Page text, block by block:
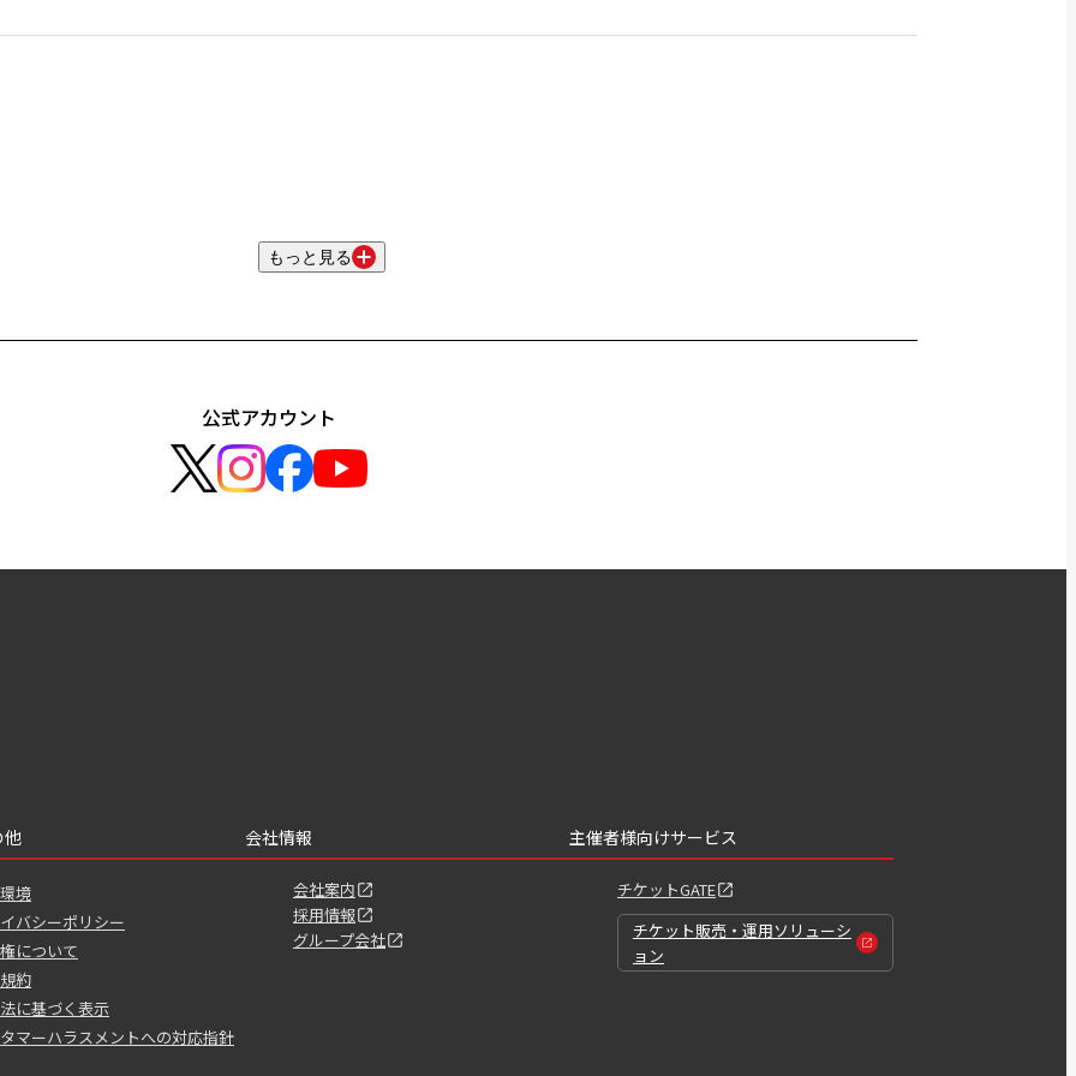
もっと見る
公式アカウント
他
境
バシーポリシー
について
約
に基づく表示
マーハラスメントへの対応指針
会社情報
会社案内
採用情報
グループ会社
主催者様向けサービス
チケットGATE
チケット販売・運用ソリューシ
ョン